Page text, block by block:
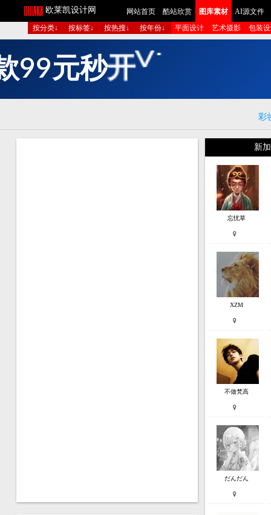
欧莱凯设计网 网站首页 酷站欣赏 图库素材
AI源文
按分类↓
按标签↓ 按热搜↓ 按年份↓ 平面设计 艺术摄影 包
99元秒开V
彩
新
忘忧草
XZM
不做梵高
だんだん